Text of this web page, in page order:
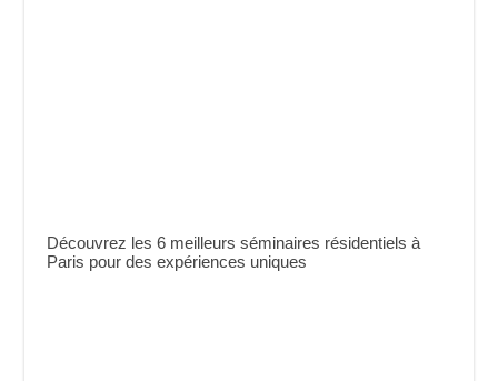
Découvrez les 6 meilleurs séminaires résidentiels à
Paris pour des expériences uniques